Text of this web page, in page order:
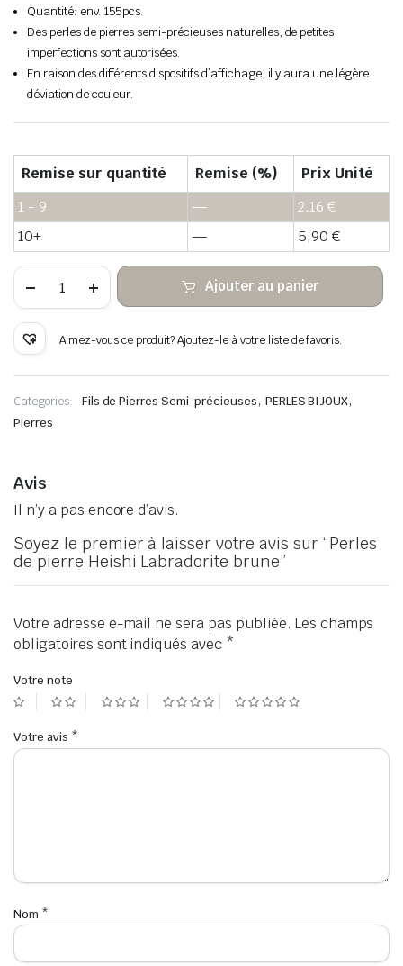
Quantité: env. 155pcs.
Des perles de pierres semi-précieuses naturelles, de petites
imperfections sont autorisées.
En raison des différents dispositifs d’affichage, il y aura une légère
déviation de couleur.
Remise sur quantité Remise (%)
Prix Unité
1 - 9
— 2,16 €
10+
— 5,90 €
Perles
pierre
Heishi
brune
Ajouter au panier
Aimez-vous ce produit? Ajoutez-le à votre liste de favoris.
Categories: Fils de Pierres Semi-précieuses, PERLES BIJOUX,
Pierres
Avis
Il n’y a pas encore d’avis.
Soyez le premier à laisser votre avis sur “Perles
de pierre Heishi Labradorite brune”
Votre adresse e-mail ne sera pas publiée. Les champs
obligatoires sont indiqués avec *
Votre note
Votre avis *
Nom *